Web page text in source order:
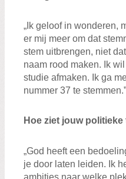
„Ik geloof in wonderen,
er mij meer om dat
stem uitbrengen, niet
naam rood maken. Ik
studie afmaken. Ik ga
nummer 37 te stemmen.”
Hoe ziet jouw
„God heeft een
je door laten leiden. Ik
ambities naar welke